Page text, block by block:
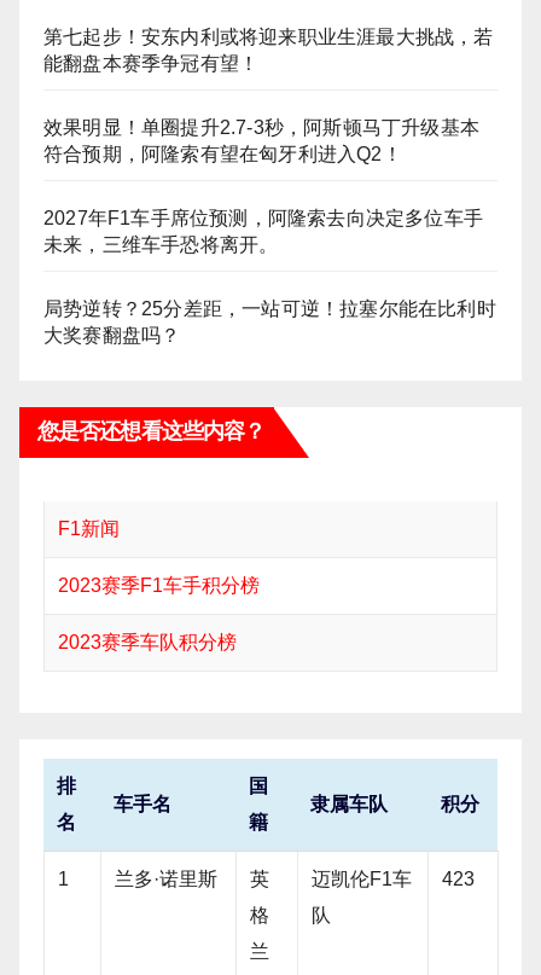
第七起步！安东内利或将迎来职业生涯最大挑战，若
能翻盘本赛季争冠有望！
效果明显！单圈提升2.7-3秒，阿斯顿马丁升级基本
符合预期，阿隆索有望在匈牙利进入Q2！
2027年F1车手席位预测，阿隆索去向决定多位车手
未来，三维车手恐将离开。
局势逆转？25分差距，一站可逆！拉塞尔能在比利时
大奖赛翻盘吗？
您是否还想看这些内容？
F1新闻
2023赛季F1车手积分榜
2023赛季车队积分榜
排
名
车手名
国
籍
隶属车队 积分
1 兰多·诺里斯
英
格
兰
迈凯伦F1车
队
423